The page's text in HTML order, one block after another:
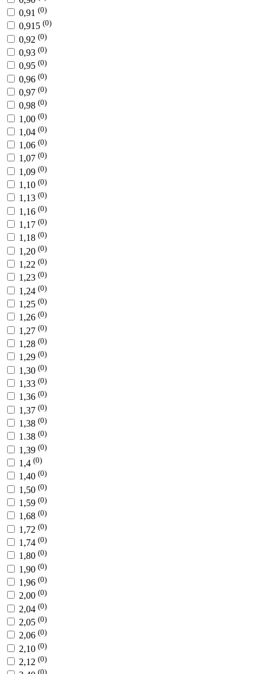
0,91 (0)
0,915 (0)
0,92 (0)
0,93 (0)
0,95 (0)
0,96 (0)
0,97 (0)
0,98 (0)
1,00 (0)
1,04 (0)
1,06 (0)
1,07 (0)
1,09 (0)
1,10 (0)
1,13 (0)
1,16 (0)
1,17 (0)
1,18 (0)
1,20 (0)
1,22 (0)
1,23 (0)
1,24 (0)
1,25 (0)
1,26 (0)
1,27 (0)
1,28 (0)
1,29 (0)
1,30 (0)
1,33 (0)
1,36 (0)
1,37 (0)
1,38 (0)
1.38 (0)
1,39 (0)
1,4 (0)
1,40 (0)
1,50 (0)
1,59 (0)
1,68 (0)
1,72 (0)
1,74 (0)
1,80 (0)
1,90 (0)
1,96 (0)
2,00 (0)
2,04 (0)
2,05 (0)
2,06 (0)
2,10 (0)
2,12 (0)
(0)